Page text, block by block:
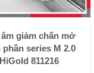
âm giảm chấn mở
phần series M 2.0
HiGold 811216